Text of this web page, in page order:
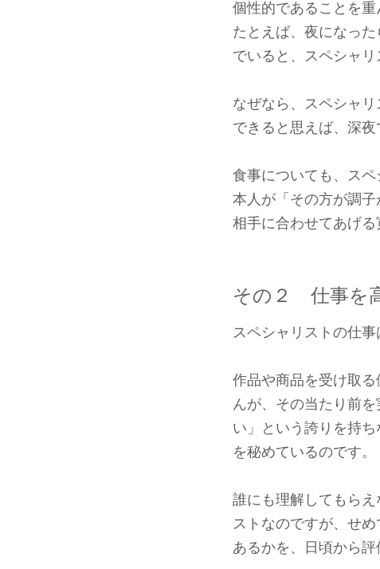
個性的であることを
たとえば、夜になっ
でいると、スペシャ
なぜなら、スペシャ
できると思えば、深夜
食事についても、ス
本人が「その方が調
相手に合わせてあげる
その２ 仕事を
スペシャリストの仕
作品や商品を受け取
んが、その当たり前
い」という誇りを持
を秘めているのです。
誰にも理解してもら
ストなのですが、せ
あるかを、日頃から評